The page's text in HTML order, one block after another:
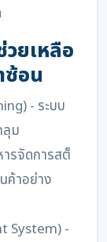
ยเหลือ
ซ้อน
- ระบบ
ลุม
รจัดการสต็
ค้าอย่าง
System) -